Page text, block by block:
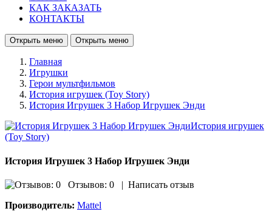
КАК ЗАКАЗАТЬ
КОНТАКТЫ
Открыть меню Открыть меню
Главная
Игрушки
Герои мультфильмов
История игрушек (Toy Story)
История Игрушек 3 Набор Игрушек Энди
История Игрушек 3 Набор Игрушек Энди
Отзывов: 0 | Написать отзыв
Производитель: Mattel